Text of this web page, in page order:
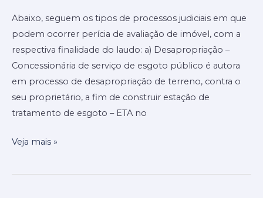
remuneração
Abaixo, seguem os tipos de processos judiciais em que
podem ocorrer perícia de avaliação de imóvel, com a
respectiva finalidade do laudo: a) Desapropriação –
Concessionária de serviço de esgoto público é autora
em processo de desapropriação de terreno, contra o
seu proprietário, a fim de construir estação de
tratamento de esgoto – ETA no
imóveis
em
perícias
Veja mais »